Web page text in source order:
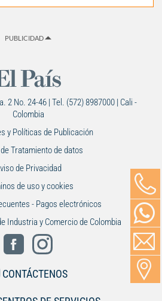
PUBLICIDAD
2 No. 24-46 | Tel. (572) 8987000 | Cali -
Colombia
y Políticas de Publicación
Tratamiento de datos
de Privacidad
de uso y cookies
- Pagos electrónicos
Industria y Comercio de Colombia
CONTÁCTENOS